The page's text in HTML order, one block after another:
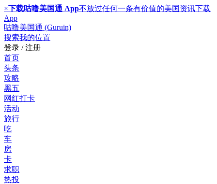
×下载咕噜美国通 App不放过任何一条有价值的美国资讯下载
App
咕噜美国通 (Guruin)
搜索我的位置
登录 / 注册
首页
头条
攻略
黑五
网红打卡
活动
旅行
吃
车
房
卡
求职
热投